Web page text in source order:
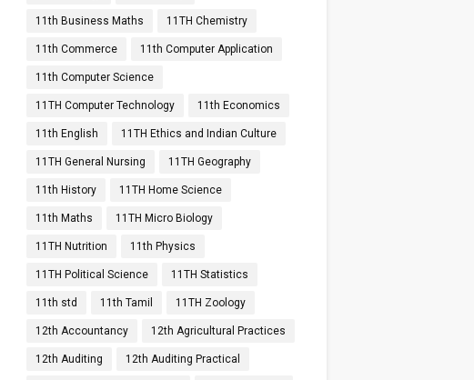
11th Business Maths 11TH Chemistry
11th Commerce 11th Computer Application
11th Computer Science
11TH Computer Technology 11th Economics
11th English 11TH Ethics and Indian Culture
11TH General Nursing 11TH Geography
11th History 11TH Home Science
11th Maths 11TH Micro Biology
11TH Nutrition 11th Physics
11TH Political Science 11TH Statistics
11th std 11th Tamil 11TH Zoology
12th Accountancy 12th Agricultural Practices
12th Auditing 12th Auditing Practical